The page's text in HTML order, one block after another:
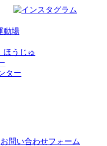
お問い合わせフォーム